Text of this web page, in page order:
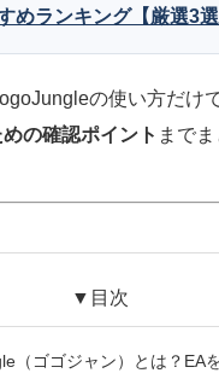
めランキング【厳選3
の使い方だけ
の確認ポイント まで
▼目次
（ゴゴジャン）とは？EA